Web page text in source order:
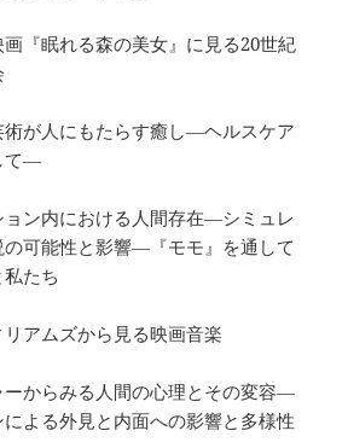
『眠れる森の美女』に見る20世紀
術が人にもたらす癒し―ヘルスケア
て―
ョン内における人間存在―シミュレ
の可能性と影響―『モモ』を通して
たち
アムズから見る映画音楽
ーからみる人間の心理とその変容―
よる外見と内面への影響と多様性